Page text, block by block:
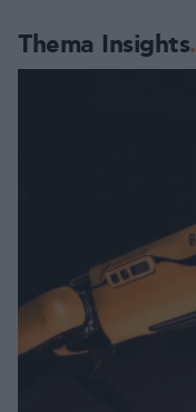
Thema Insights